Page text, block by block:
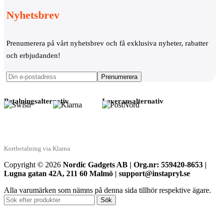
Nyhetsbrev
Prenumerera på vårt nyhetsbrev och få exklusiva nyheter, rabatter
och erbjudanden!
Betalningsalternativ
Kortbetalning via Klarna
Leveransalternativ
Copyright © 2026 Nordic Gadgets AB | Org.nr: 559420-8653 |
Lugna gatan 42A, 211 60 Malmö | support@instapryl.se
Alla varumärken som nämns på denna sida tillhör respektive ägare.
Sök